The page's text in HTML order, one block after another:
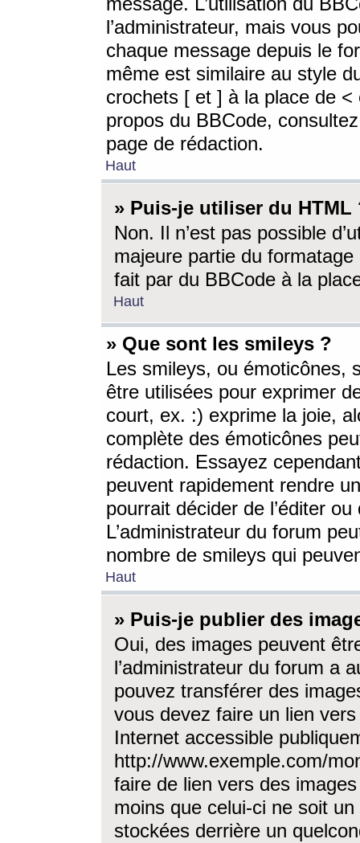
l’administrateur, mais vous
chaque message depuis le
même est similaire au style
crochets [ et ] à la place de <
propos du BBCode,
page de rédaction.
Haut
» Puis-je utiliser du HTML
Non. Il n’est pas possible
majeure partie du
fait par du BBCode à la
Haut
» Que sont les smileys ?
Les smileys, ou émoticônes,
être utilisées pour exprimer
court, ex. :) exprime la joie,
complète des émoticônes
rédaction. Essayez
peuvent rapidement rendre
pourrait décider de l’éditer
L’administrateur du forum
nombre de smileys qui
Haut
» Puis-je publier des
Oui, des images peuvent
l’administrateur du forum a
pouvez transférer des
vous devez faire un lien
Internet accessible
http://www.exemple.com/
faire de lien vers des
moins que celui-ci ne soit
stockées derrière un